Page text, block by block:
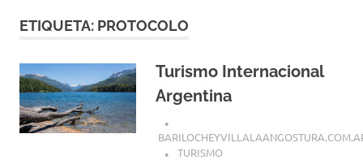
ETIQUETA: PROTOCOLO
Turismo Internacional
Argentina
TURISMO